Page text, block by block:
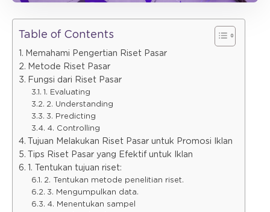
Table of Contents
Memahami Pengertian Riset Pasar
Metode Riset Pasar
Fungsi dari Riset Pasar
1. Evaluating
2. Understanding
3. Predicting
4. Controlling
Tujuan Melakukan Riset Pasar untuk Promosi Iklan
Tips Riset Pasar yang Efektif untuk Iklan
1. Tentukan tujuan riset:
2. Tentukan metode penelitian riset.
3. Mengumpulkan data.
4. Menentukan sampel